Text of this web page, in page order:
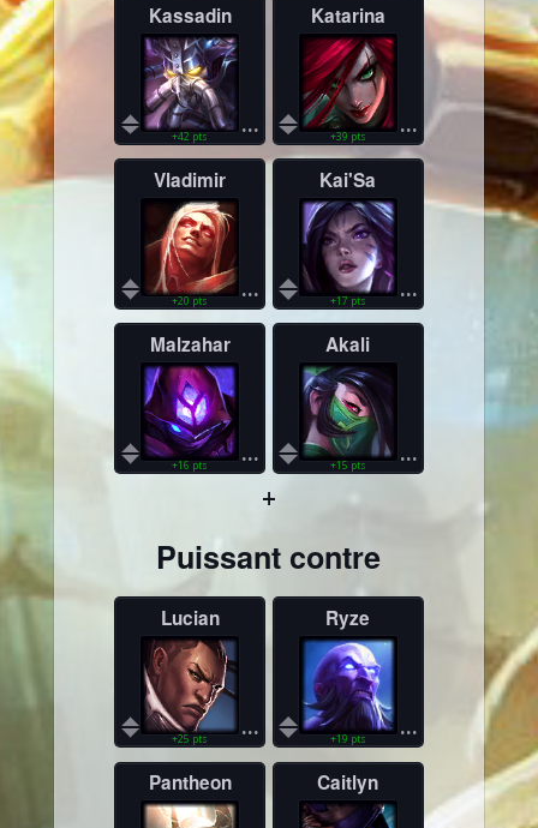
Kassadin
...
+42 pts
Katarina
...
+39 pts
Vladimir
...
+20 pts
Kai'Sa
...
+17 pts
Malzahar
...
+16 pts
Akali
...
+15 pts
+
Puissant contre
Lucian
...
+25 pts
Ryze
...
+19 pts
Pantheon Caitlyn